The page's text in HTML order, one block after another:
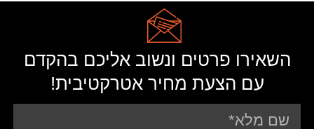
השאירו פרטים ונשוב אליכם בהקדם
עם הצעת מחיר אטרקטיבית!